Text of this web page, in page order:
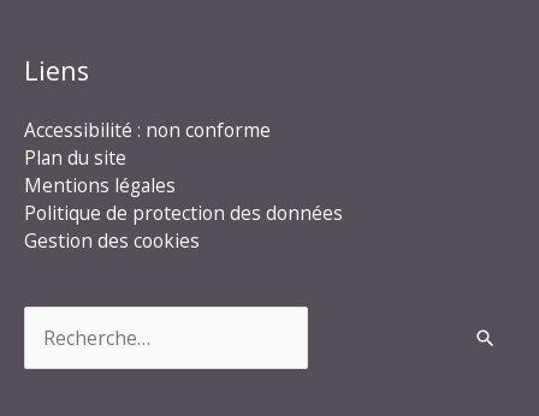
Liens
Accessibilité : non conforme
Plan du site
Mentions légales
Politique de protection des données
Gestion des cookies